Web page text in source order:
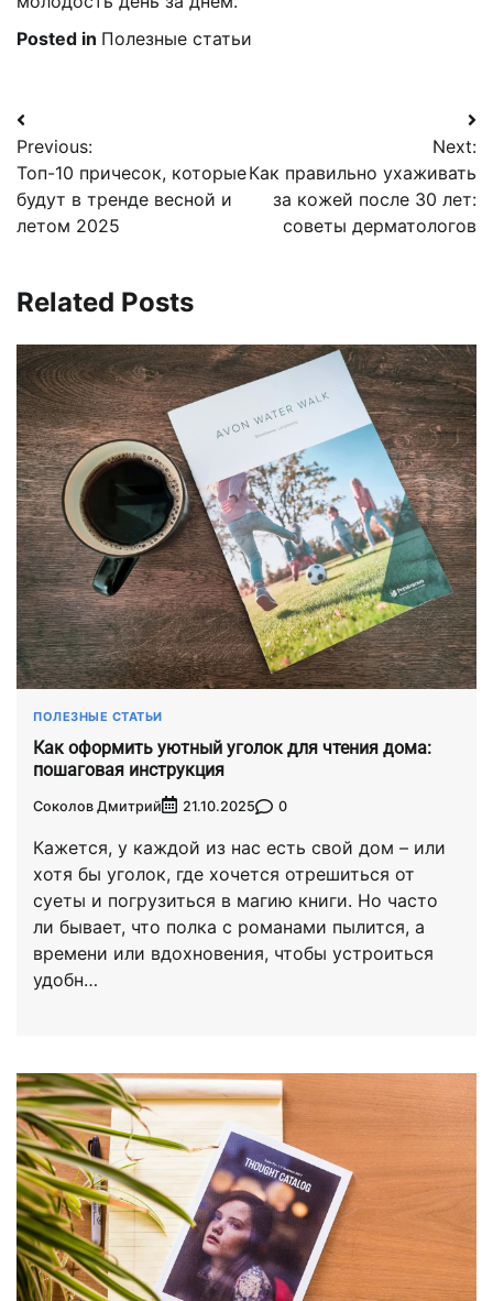
Posted in Полезные статьи
Навигация
по
записям
Previous:
Топ-10 причесок, которые
будут в тренде весной и
летом 2025
Next:
Как правильно ухаживать
за кожей после 30 лет:
советы дерматологов
Related Posts
ПОЛЕЗНЫЕ СТАТЬИ
Как оформить уютный уголок для чтения дома:
пошаговая инструкция
Соколов Дмитрий 21.10.2025 0
Кажется, у каждой из нас есть свой дом – или
хотя бы уголок, где хочется отрешиться от
суеты и погрузиться в магию книги. Но часто
ли бывает, что полка с романами пылится, а
времени или вдохновения, чтобы устроиться
удобн…